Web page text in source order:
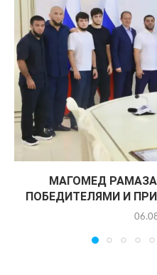
МАГОМЕД
ПОБЕДИТЕЛЯМИ И